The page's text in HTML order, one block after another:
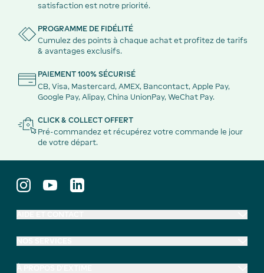
satisfaction est notre priorité.
PROGRAMME DE FIDÉLITÉ
Cumulez des points à chaque achat et profitez de tarifs
& avantages exclusifs.
PAIEMENT 100% SÉCURISÉ
CB, Visa, Mastercard, AMEX, Bancontact, Apple Pay,
Google Pay, Alipay, China UnionPay, WeChat Pay.
CLICK & COLLECT OFFERT
Pré-commandez et récupérez votre commande le jour
de votre départ.